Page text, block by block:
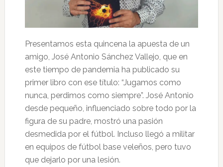
Presentamos esta quincena la apuesta de un
amigo, José Antonio Sánchez Vallejo, que en
este tiempo de pandemia ha publicado su
primer libro con ese título: “Jugamos como
nunca, perdimos como siempre”. José Antonio
desde pequeño, influenciado sobre todo por la
figura de su padre, mostró una pasión
desmedida por el fútbol. Incluso llegó a militar
en equipos de fútbol base veleños, pero tuvo
que dejarlo por una lesión.